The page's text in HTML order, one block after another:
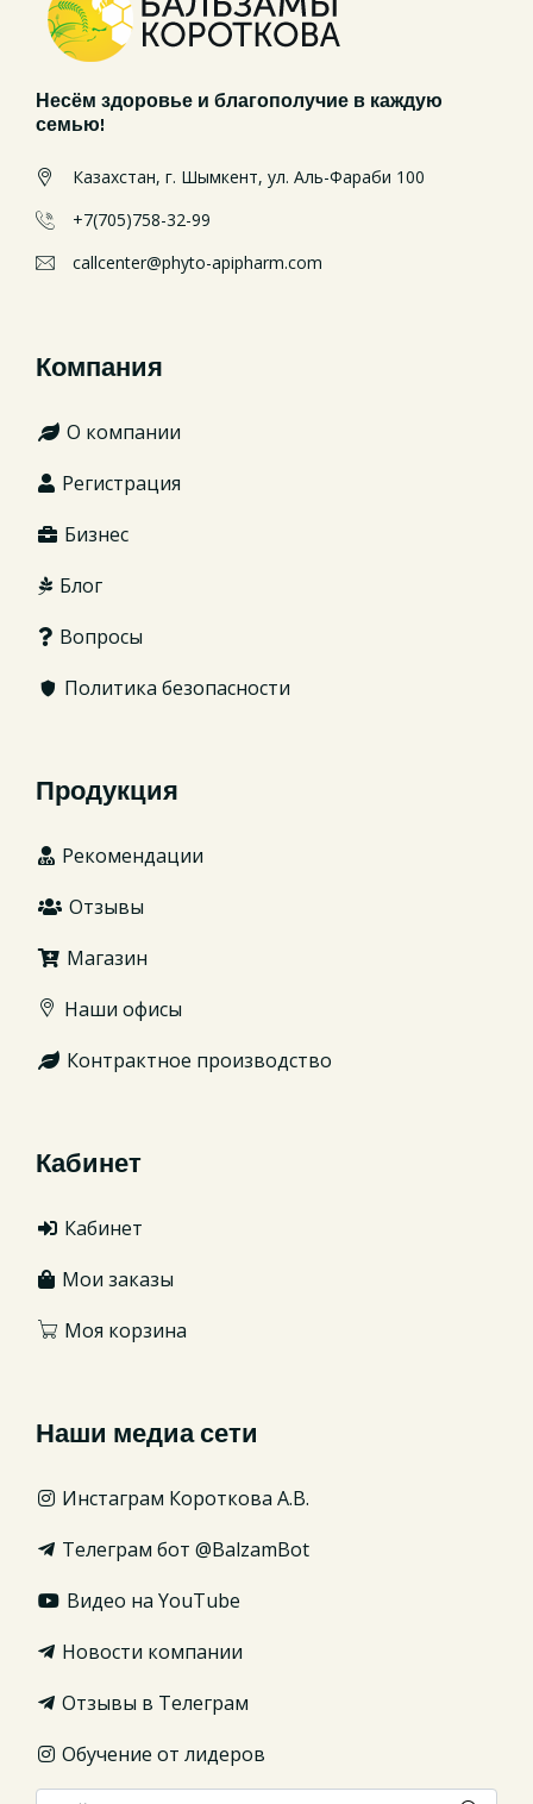
Несём здоровье и благополучие в каждую
семью!
Казахстан, г. Шымкент, ул. Аль-Фараби 100
+7(705)758-32-99
callcenter@phyto-apipharm.com
Компания
О компании
Регистрация
Бизнес
Блог
Вопросы
Политика безопасности
Продукция
Рекомендации
Отзывы
Магазин
Наши офисы
Контрактное производство
Кабинет
Кабинет
Мои заказы
Моя корзина
Наши медиа сети
Инстаграм Короткова А.В.
Телеграм бот @BalzamBot
Видео на YouTube
Новости компании
Отзывы в Телеграм
Обучение от лидеров